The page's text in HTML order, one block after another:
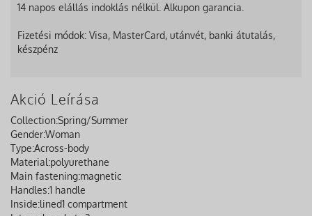
14 napos elállás indoklás nélkül. Alkupon garancia.
Fizetési módok: Visa, MasterCard, utánvét, banki átutalás,
készpénz
Akció Leírása
Collection:Spring/Summer
Gender:Woman
Type:Across-body
Material:polyurethane
Main fastening:magnetic
Handles:1 handle
Inside:lined1 compartment